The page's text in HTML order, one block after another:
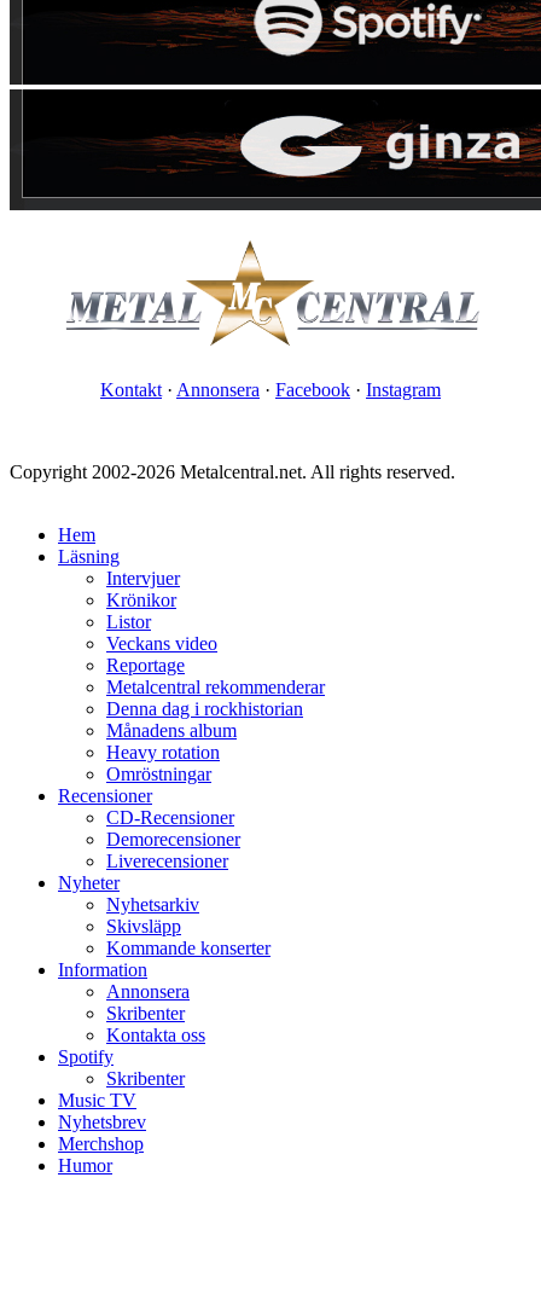
Kontakt · Annonsera · Facebook · Instagram
Copyright 2002-2026 Metalcentral.net. All rights reserved.
Hem
Läsning
Intervjuer
Krönikor
Listor
Veckans video
Reportage
Metalcentral rekommenderar
Denna dag i rockhistorian
Månadens album
Heavy rotation
Omröstningar
Recensioner
CD-Recensioner
Demorecensioner
Liverecensioner
Nyheter
Nyhetsarkiv
Skivsläpp
Kommande konserter
Information
Annonsera
Skribenter
Kontakta oss
Spotify
Skribenter
Music TV
Nyhetsbrev
Merchshop
Humor